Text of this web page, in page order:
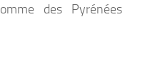
des Pyrénées